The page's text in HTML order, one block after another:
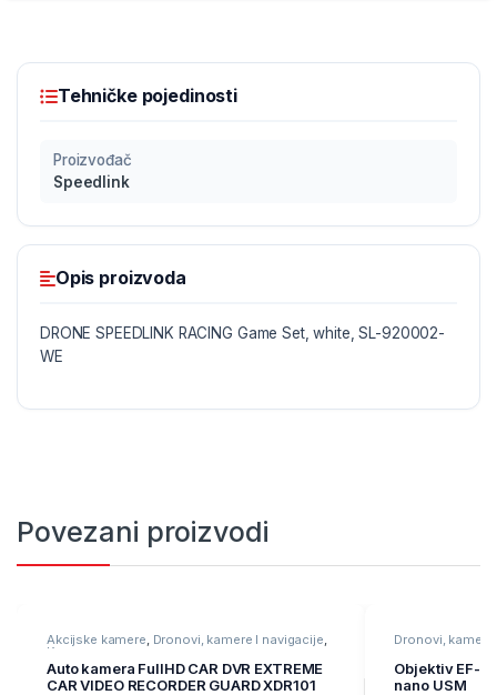
Tehničke pojedinosti
Proizvođač
Speedlink
Opis proizvoda
DRONE SPEEDLINK RACING Game Set, white, SL-920002-
WE
Povezani proizvodi
Akcijske kamere, Dronovi, kamere I navigacije,
Kamere
Auto kamera FullHD CAR DVR EXTREME
CAR VIDEO RECORDER GUARD XDR101
Dronovi,
Objektiv EF-S
nano USM